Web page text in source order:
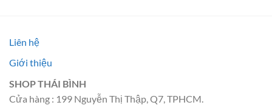
Liên hệ
Giới thiệu
SHOP THÁI BÌNH
Cửa hàng : 199 Nguyễn Thị Thập, Q7, TPHCM.